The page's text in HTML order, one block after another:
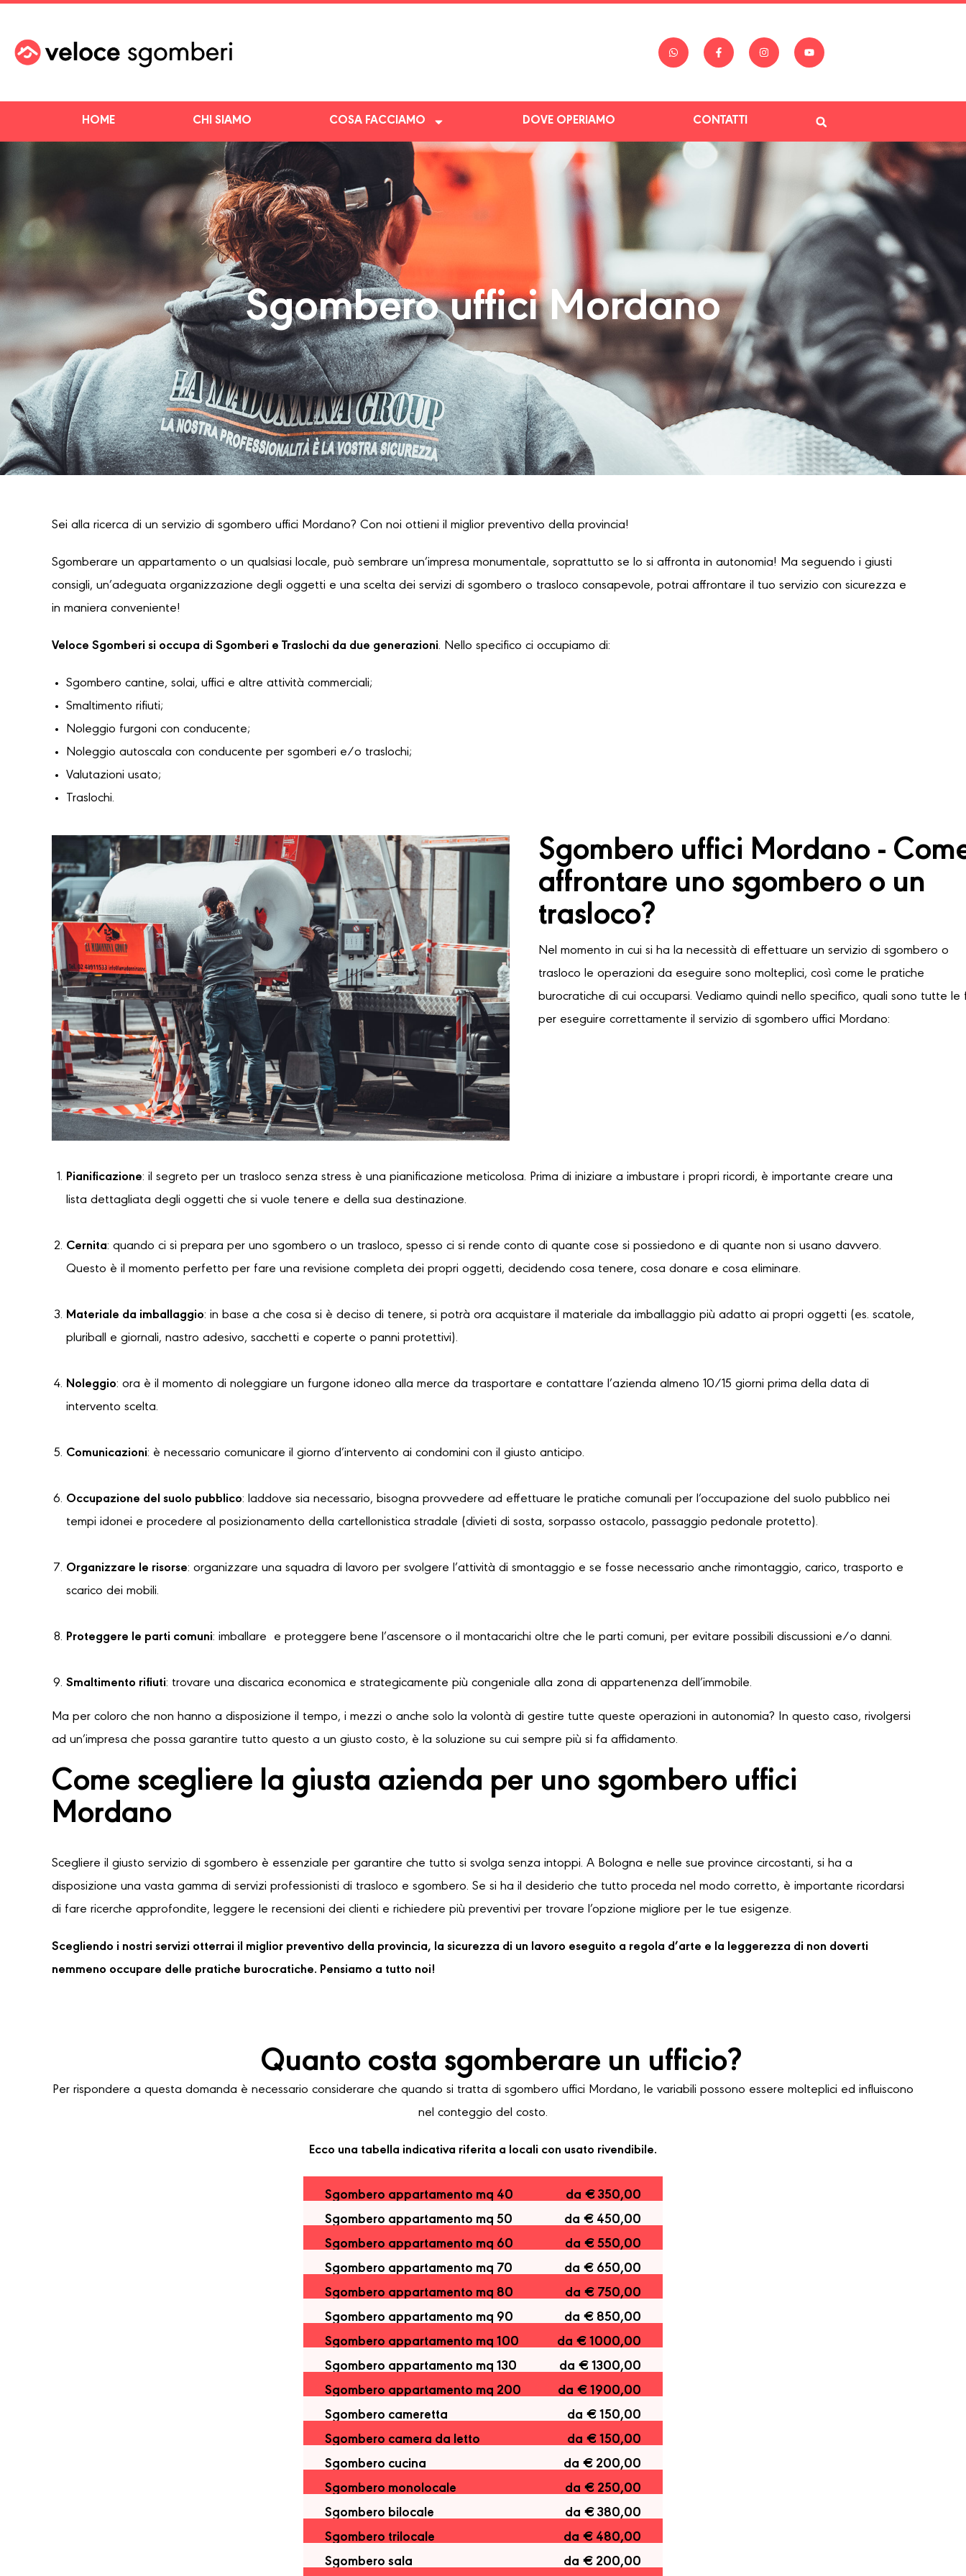
HOME CHI SIAMO COSA FACCIAMO DOVE OPERIAMO CONTATTI
Sgombero uffici Mordano
Sei alla ricerca di un servizio di sgombero uffici Mordano? Con noi ottieni il miglior preventivo della provincia!
Sgomberare un appartamento o un qualsiasi locale, può sembrare un’impresa monumentale, soprattutto se lo si affronta in autonomia! Ma seguendo i giusti
consigli, un’adeguata organizzazione degli oggetti e una scelta dei servizi di sgombero o trasloco consapevole, potrai affrontare il tuo servizio con sicurezza e
in maniera conveniente!
Veloce Sgomberi si occupa di Sgomberi e Traslochi da due generazioni. Nello specifico ci occupiamo di:
Sgombero cantine, solai, uffici e altre attività commerciali;
Smaltimento rifiuti;
Noleggio furgoni con conducente;
Noleggio autoscala con conducente per sgomberi e/o traslochi;
Valutazioni usato;
Traslochi.
Sgombero uffici Mordano -
affrontare uno sgombero o un
trasloco?
Nel momento in cui si ha la necessità di effettuare un servizio di sgombero o
trasloco le operazioni da eseguire sono molteplici, così come le pratiche
burocratiche di cui occuparsi. Vediamo quindi nello specifico, quali sono tutte le
per eseguire correttamente il servizio di sgombero uffici Mordano:
Pianificazione: il segreto per un trasloco senza stress è una pianificazione meticolosa. Prima di iniziare a imbustare i propri ricordi, è importante creare una
lista dettagliata degli oggetti che si vuole tenere e della sua destinazione.
Cernita: quando ci si prepara per uno sgombero o un trasloco, spesso ci si rende conto di quante cose si possiedono e di quante non si usano davvero.
Questo è il momento perfetto per fare una revisione completa dei propri oggetti, decidendo cosa tenere, cosa donare e cosa eliminare.
Materiale da imballaggio: in base a che cosa si è deciso di tenere, si potrà ora acquistare il materiale da imballaggio più adatto ai propri oggetti (es. scatole,
pluriball e giornali, nastro adesivo, sacchetti e coperte o panni protettivi).
Noleggio: ora è il momento di noleggiare un furgone idoneo alla merce da trasportare e contattare l’azienda almeno 10/15 giorni prima della data di
intervento scelta.
Comunicazioni: è necessario comunicare il giorno d’intervento ai condomini con il giusto anticipo.
Occupazione del suolo pubblico: laddove sia necessario, bisogna provvedere ad effettuare le pratiche comunali per l’occupazione del suolo pubblico nei
tempi idonei e procedere al posizionamento della cartellonistica stradale (divieti di sosta, sorpasso ostacolo, passaggio pedonale protetto).
Organizzare le risorse: organizzare una squadra di lavoro per svolgere l’attività di smontaggio e se fosse necessario anche rimontaggio, carico, trasporto e
scarico dei mobili.
Proteggere le parti comuni: imballare e proteggere bene l’ascensore o il montacarichi oltre che le parti comuni, per evitare possibili discussioni e/o danni.
Smaltimento rifiuti: trovare una discarica economica e strategicamente più congeniale alla zona di appartenenza dell’immobile.
Ma per coloro che non hanno a disposizione il tempo, i mezzi o anche solo la volontà di gestire tutte queste operazioni in autonomia? In questo caso, rivolgersi
ad un’impresa che possa garantire tutto questo a un giusto costo, è la soluzione su cui sempre più si fa affidamento.
Come scegliere la giusta azienda per uno sgombero uffici
Mordano
Scegliere il giusto servizio di sgombero è essenziale per garantire che tutto si svolga senza intoppi. A Bologna e nelle sue province circostanti, si ha a
disposizione una vasta gamma di servizi professionisti di trasloco e sgombero. Se si ha il desiderio che tutto proceda nel modo corretto, è importante ricordarsi
di fare ricerche approfondite, leggere le recensioni dei clienti e richiedere più preventivi per trovare l’opzione migliore per le tue esigenze.
Scegliendo i nostri servizi otterrai il miglior preventivo della provincia, la sicurezza di un lavoro eseguito a regola d’arte e la leggerezza di non doverti
nemmeno occupare delle pratiche burocratiche. Pensiamo a tutto noi!
Quanto costa sgomberare un ufficio?
Per rispondere a questa domanda è necessario considerare che quando si tratta di sgombero uffici Mordano, le variabili possono essere molteplici ed influiscono
nel conteggio del costo.
Ecco una tabella indicativa riferita a locali con usato rivendibile.
Sgombero appartamento mq 40
da € 350,00
Sgombero appartamento mq 50
da € 450,00
Sgombero appartamento mq 60
da € 550,00
Sgombero appartamento mq 70
da € 650,00
Sgombero appartamento mq 80
da € 750,00
Sgombero appartamento mq 90
da € 850,00
Sgombero appartamento mq 100
da € 1000,00
Sgombero appartamento mq 130
da € 1300,00
Sgombero appartamento mq 200
da € 1900,00
Sgombero cameretta
da € 150,00
Sgombero camera da letto
da € 150,00
Sgombero cucina
da € 200,00
Sgombero monolocale
da € 250,00
Sgombero bilocale
da € 380,00
Sgombero trilocale
da € 480,00
Sgombero sala
da € 200,00